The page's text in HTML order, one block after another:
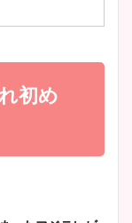
ナのニット画像
のメガネ画像が
のカップ画像まと
でニット衣装も
初め